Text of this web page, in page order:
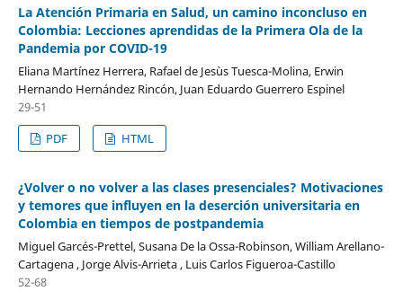
La Atención Primaria en Salud, un camino inconcluso en
Colombia: Lecciones aprendidas de la Primera Ola de la
Pandemia por COVID-19
Eliana Martínez Herrera, Rafael de Jesùs Tuesca-Molina, Erwin
Hernando Hernández Rincón, Juan Eduardo Guerrero Espinel
29-51
PDF
HTML
¿Volver o no volver a las clases presenciales? Motivaciones
y temores que influyen en la deserción universitaria en
Colombia en tiempos de postpandemia
Miguel Garcés-Prettel, Susana De la Ossa-Robinson, William Arellano-
Cartagena , Jorge Alvis-Arrieta , Luis Carlos Figueroa-Castillo
52-68